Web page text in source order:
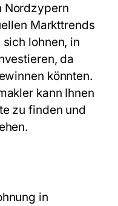
Nordzypern
Markttrends
lohnen, in
da
könnten.
kann Ihnen
zu finden und
in